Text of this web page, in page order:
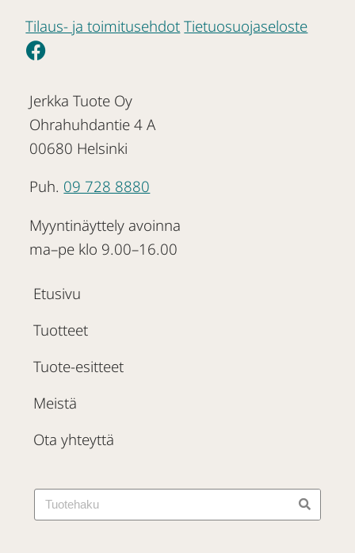
Tilaus- ja toimitusehdot Tietuosuojaseloste
Jerkka Tuote Oy
Ohrahuhdantie 4 A
00680 Helsinki
Puh. 09 728 8880
Myyntinäyttely avoinna
ma–pe klo 9.00–16.00
Etusivu
Tuotteet
Tuote-esitteet
Meistä
Ota yhteyttä